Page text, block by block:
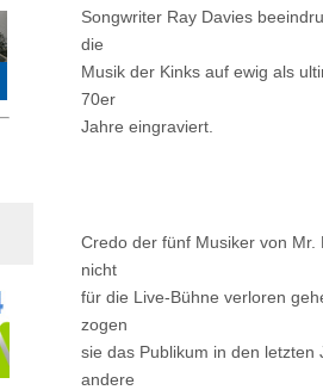
Songwriter Ray Davies
die
Musik der Kinks auf ewig als
70er
Jahre eingraviert.
Credo der fünf Musiker von
nicht
für die Live-Bühne verloren
zogen
sie das Publikum in den letzten
andere